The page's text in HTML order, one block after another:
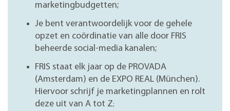
marketingbudgetten;
Je bent verantwoordelijk voor de gehele
opzet en coördinatie van alle door FRIS
beheerde social-media kanalen;
FRIS staat elk jaar op de PROVADA
(Amsterdam) en de EXPO REAL (München).
Hiervoor schrijf je marketingplannen en rolt
deze uit van A tot Z;